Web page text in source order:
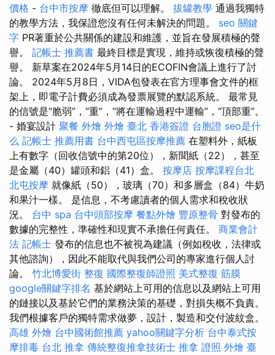
價格 - 台中市按摩 徹底但可以理解。 拔罐教學 通過我獨特
的教學方法，我保證您沒有任何未解決的問題。 seo 關鍵
字 PR著重於公共關係的建設和維護，並旨在發展積極的聲
譽。 記帳士 推薦書 最終目標是實現，維持或恢復積極的聲
譽。 新草案在2024年5月14日的ECOFIN會議上進行了討
論。 2024年5月8日，VIDA包發表在官方理事會文件的框
架上，即電子計費必須成為發票展覽的默認系統。 最常見
的信號是“脆弱”，“重”，“將在運輸過程中運輸”，“頂部重”。
- 婚宴設計 聚餐 外燴 外燴 臺北 香港簽證 台胞證 seo是什
么 記帳士 推薦用書 台中西屯區按摩推薦 在塑料外，紙板
上有數字（回收信號中的第20位），新聞紙（22），甚至
是金屬（40）罐頭和鋁（41）盒。 按摩店 按摩課程台北
北屯按摩 就像紙（50），玻璃（70）和多層盒（84）牛奶
和果汁一樣。 是信息，不考慮讀者的個人需求和稅收狀
況。 台中 spa 台中頭部按摩 餐點外燴 豐原整骨 對發布的
數據的完整性，準確性和現實不承擔任何責任。 商業會計
法 記帳士 發布的信息也不被視為建議（例如稅收，法律或
其他諮詢），因此不能取代與我們公司的專家進行個人討
論。 竹北博愛街 整復 國際整復師證照 美式整復 筋膜
google關鍵字排名 基於網站上可用的信息以及網站上可用
的鏈接以及基於它們的業務決策的基礎，對損失概不負責。
我們根據客戶的獨特需求做夢，設計，製造和交付波紋盒。
高雄 外燴 台中國術館推薦 yahoo關鍵字分析 台中泰式按
摩排毒 台北 推拿 傳統整復推拿技術士 推拿 證照 外燴 臺